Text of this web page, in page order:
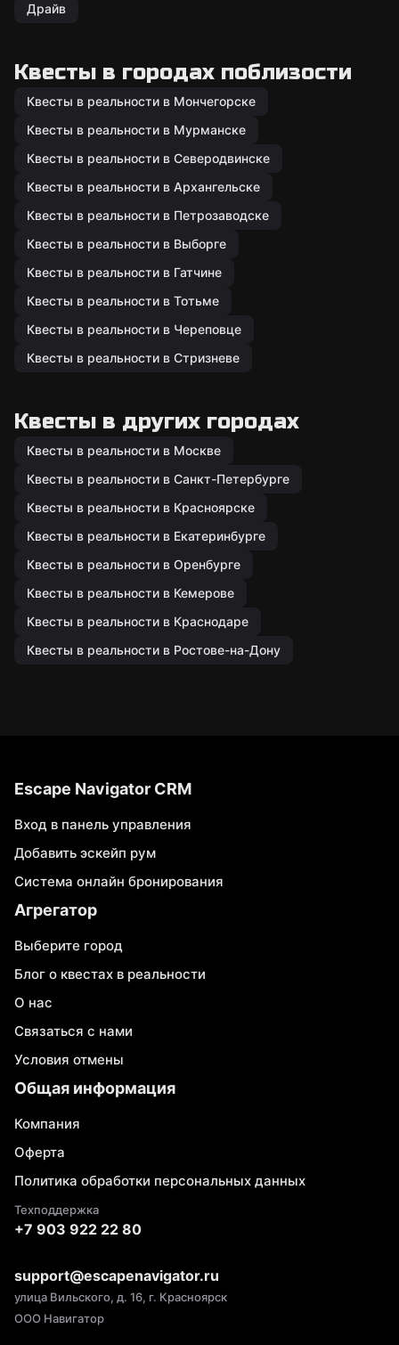
Драйв
Квесты в городах поблизости
Квесты в реальности в Мончегорске
Квесты в реальности в Мурманске
Квесты в реальности в Северодвинске
Квесты в реальности в Архангельске
Квесты в реальности в Петрозаводске
Квесты в реальности в Выборге
Квесты в реальности в Гатчине
Квесты в реальности в Тотьме
Квесты в реальности в Череповце
Квесты в реальности в Стризневе
Квесты в других городах
Квесты в реальности в Москве
Квесты в реальности в Санкт-Петербурге
Квесты в реальности в Красноярске
Квесты в реальности в Екатеринбурге
Квесты в реальности в Оренбурге
Квесты в реальности в Кемерове
Квесты в реальности в Краснодаре
Квесты в реальности в Ростове-на-Дону
Escape Navigator CRM
Вход в панель управления
Добавить эскейп рум
Система онлайн бронирования
Агрегатор
Выберите город
Блог о квестах в реальности
О нас
Связаться с нами
Условия отмены
Общая информация
Компания
Оферта
Политика обработки персональных данных
Техподдержка
+7 903 922 22 80
support@escapenavigator.ru
улица Вильского, д. 16, г. Красноярск
ООО Навигатор